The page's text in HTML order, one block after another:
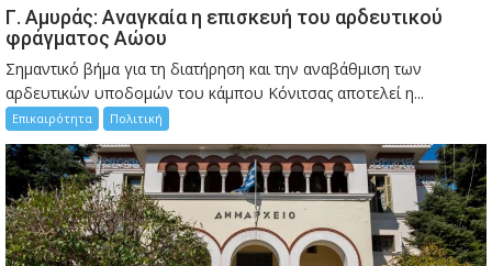
Γ. Αμυράς: Αναγκαία η επισκευή του αρδευτικού
φράγματος Αώου
Σημαντικό βήμα για τη διατήρηση και την αναβάθμιση των
αρδευτικών υποδομών του κάμπου Κόνιτσας αποτελεί η...
Επικαιρότητα Πολιτική